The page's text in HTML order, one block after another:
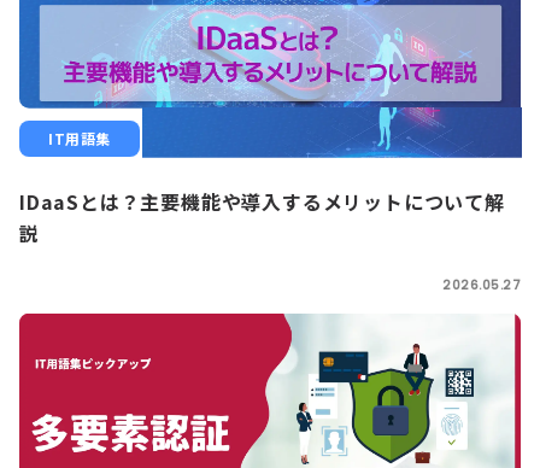
IT用語集
IDaaSとは？主要機能や導入するメリットについて解
説
2026.05.27